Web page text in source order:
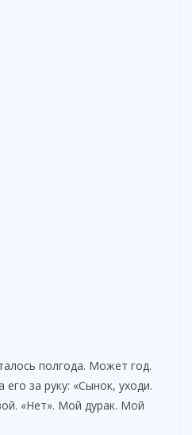
полгода. Может год.
за руку: «Сынок, уходи.
«Нет». Мой дурак. Мой